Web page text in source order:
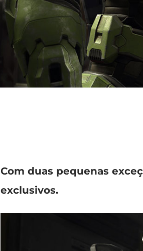
Com duas pequenas
exclusivos.